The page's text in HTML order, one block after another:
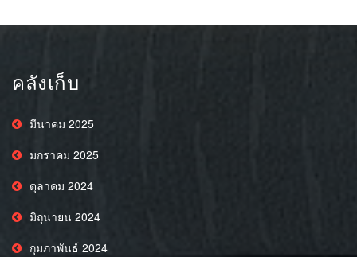
คลังเก็บ
มีนาคม 2025
มกราคม 2025
ตุลาคม 2024
มิถุนายน 2024
กุมภาพันธ์ 2024